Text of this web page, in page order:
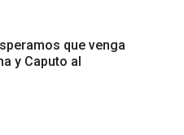
que venga
y Caputo al